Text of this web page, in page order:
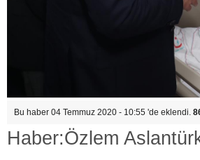
Bu haber 04 Temmuz 2020 - 10:55 'de eklendi.
Haber:Özlem